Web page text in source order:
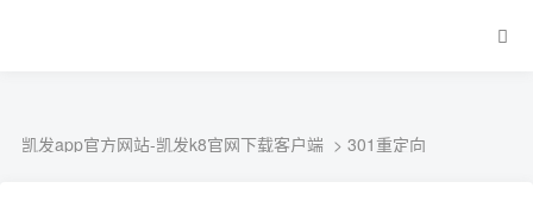
凯发app官方网站-凯发k8官网下载客户端 > 301重定向